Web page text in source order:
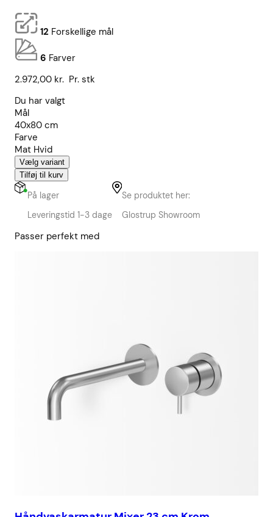
12 Forskellige mål
6 Farver
2.972,00 kr. Pr. stk
Du har valgt
Mål
40x80 cm
Farve
Mat Hvid
Vælg variant
Tilføj til kurv
På lager
Leveringstid 1-3 dage
Se produktet her:
Glostrup Showroom
Passer perfekt med